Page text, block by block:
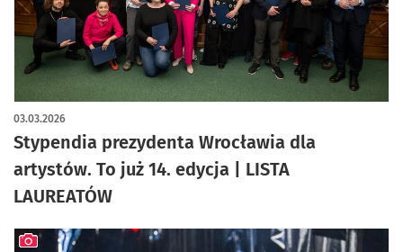
Stypendia prezydenta Wrocławia dla
artystów. To już 14. edycja | LISTA
LAUREATÓW
03.03.2026
artykuł z galerią zdjęć